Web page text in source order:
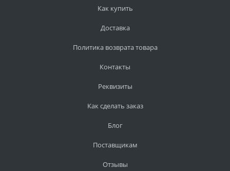
Как купить
Доставка
Политика возврата товара
Контакты
Реквизиты
Как сделать заказ
Блог
Поставщикам
Отзывы